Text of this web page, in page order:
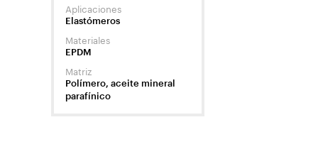
Aplicaciones
Elastómeros
Materiales
EPDM
Matriz
Polímero, aceite mineral
parafínico